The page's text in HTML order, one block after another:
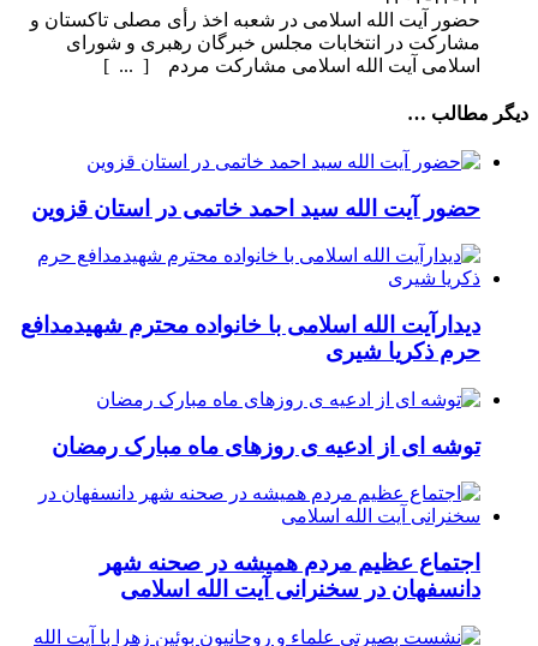
حضور آیت الله اسلامی در شعبه اخذ رأی مصلی تاکستان و
مشارکت در انتخابات مجلس خبرگان رهبری و شورای
اسلامی آیت الله اسلامی مشارکت مردم [ ... ]
دیگر مطالب …
حضور آیت الله سید احمد خاتمی در استان قزوین
دیدارآیت الله اسلامی با خانواده محترم شهیدمدافع
حرم ذکریا شیری
توشه ای از ادعیه ی روزهای ماه مبارک رمضان
اجتماع عظیم مردم همیشه در صحنه شهر
دانسفهان در سخنرانی آیت الله اسلامی